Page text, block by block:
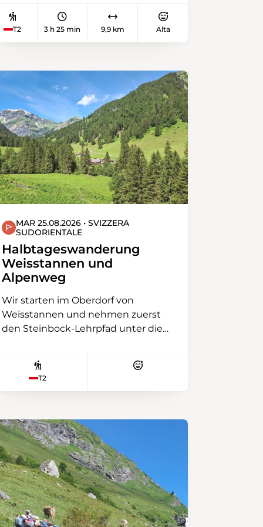
Appenzellerlandschaft, zum Hohen
Kasten und Kamor. Der Gratweg
dem Fähnerenspitz öffnet sich ein
atemberaubender Rundblick über
das Rheintal bis zum Bodensee,
hinunter in die Ebene von
Appenzell! Nach dem Picknick
nehmen wir den Abstieg in Angriff,
weiche Weideböden wechseln mit
Asphaltsträsschen ab, es geht
hinunter bis nach Steinegg zum
Appenzellerbähnchen.
T2 3 h 25 min 9,9 km Alta
MAR 25.08.2026 • SVIZZERA
SUDORIENTALE
Halbtageswanderung
Weisstannen und
Alpenweg
Wir starten im Oberdorf von
Weisstannen und nehmen zuerst
den Steinbock-Lehrpfad unter die
uns gemütlich zur Alp Vorsiez.
24 Alpen im Weisstannental. Die
Seez ist in diesem Abschnitt ein
rauher Bergbach mit imposanten
Steinblöcken. Zurück im Vorsiez,
gönnen wir uns eine kleine
Verpflegung aus dem Rucksack
oder im Alpbeizli Vorsiez. Zurück
T2